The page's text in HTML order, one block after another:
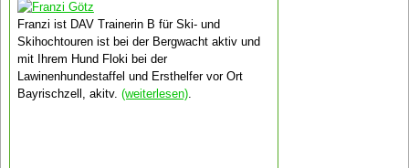
Franzi ist DAV Trainerin B für Ski- und
Skihochtouren ist bei der Bergwacht aktiv und
mit Ihrem Hund Floki bei der
Lawinenhundestaffel und Ersthelfer vor Ort
Bayrischzell, akitv. (weiterlesen).